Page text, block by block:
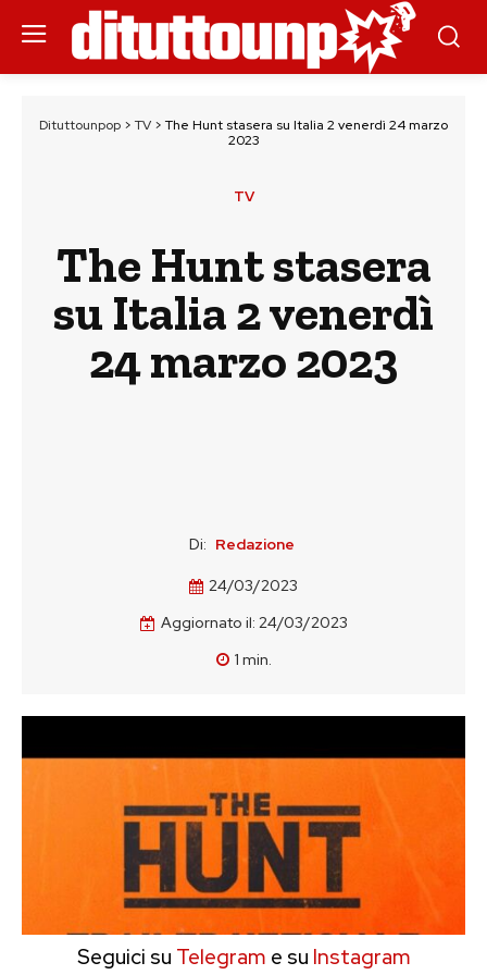
Dituttounpop > TV > The Hunt stasera su Italia 2 venerdì 24 marzo
2023
TV
The Hunt stasera
su Italia 2 venerdì
24 marzo 2023
Di: Redazione
24/03/2023
Aggiornato il: 24/03/2023
1 min.
Seguici su Telegram e su Instagram